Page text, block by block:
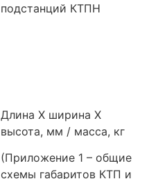
подстанций КТПН
Длина Х ширина Х
высота, мм / масса, кг
(Приложение 1 – общие
схемы габаритов КТП и